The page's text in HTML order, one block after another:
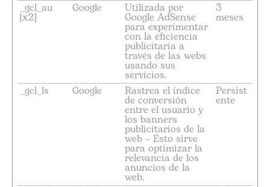
_gcl_au
[x2]
Google Utilizada por
Google AdSense
para experimentar
con la eficiencia
publicitaria a
través de las webs
usando sus
servicios.
3
meses
_gcl_ls Google Rastrea el índice
de conversión
entre el usuario y
los banners
publicitarios de la
web – Esto sirve
para optimizar la
relevancia de los
anuncios de la
web.
Persist
ente